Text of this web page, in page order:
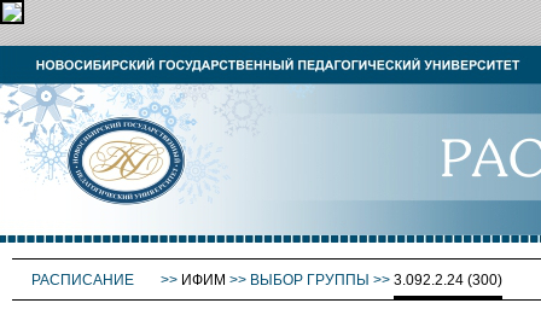
РАСПИСАНИЕ >> ИФИМ >> ВЫБОР ГРУППЫ >> 3.092.2.24 (300)